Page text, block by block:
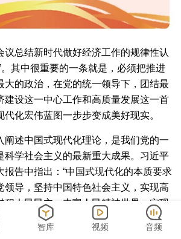
总结新时代做好经济工作的规律性认
。其中很重要的一条就是，必须把推进
大的政治，在党的统一领导下，团结最
建设这一中心工作和高质量发展这一首
化宏伟蓝图一步步变成美好现实。
述中国式现代化理论，是我们党的一
科学社会主义的最新重大成果。习近平
报告中指出：“中国式现代化的本质要求
领导，坚持中国特色社会主义，实现高
程人民民主，丰富人民精神世界，实现
促进人与自然和谐共生，推动构建人类
类文明新形态。”这九个方面涉及中国式
智库 视频 音频